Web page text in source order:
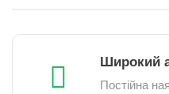
Широкий
Постійна